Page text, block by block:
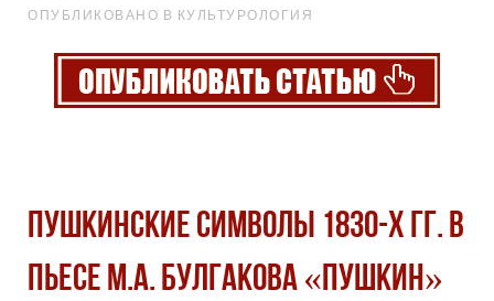
ОПУБЛИКОВАНО В КУЛЬТУРОЛОГИЯ
ПУШКИНСКИЕ СИМВОЛЫ 1830-Х ГГ. В
ПЬЕСЕ М.А. БУЛГАКОВА «ПУШКИН»